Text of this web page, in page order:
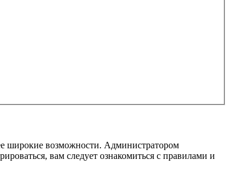
широкие возможности. Администратором
вам следует ознакомиться с правилами и